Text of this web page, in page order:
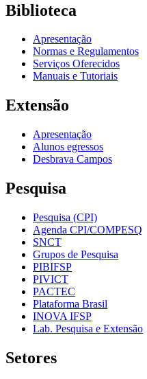
Biblioteca
Apresentação
Normas e Regulamentos
Serviços Oferecidos
Manuais e Tutoriais
Extensão
Apresentação
Alunos egressos
Desbrava Campos
Pesquisa
Pesquisa (CPI)
Agenda CPI/COMPESQ
SNCT
Grupos de Pesquisa
PIBIFSP
PIVICT
PACTEC
Plataforma Brasil
INOVA IFSP
Lab. Pesquisa e Extensão
Setores